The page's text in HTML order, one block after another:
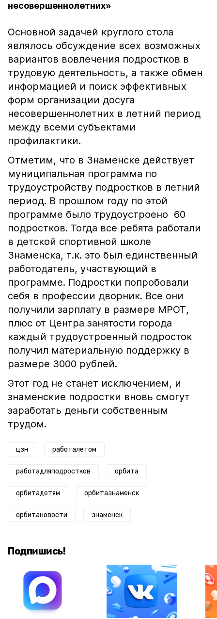
несовершеннолетних»
Основной задачей круглого стола
являлось обсуждение всех возможных
вариантов вовлечения подростков в
трудовую деятельность, а также обмен
информацией и поиск эффективных
форм организации досуга
несовершеннолетних в летний период
между всеми субъектами
профилактики.
Отметим, что в Знаменске действует
муниципальная программа по
трудоустройству подростков в летний
период. В прошлом году по этой
программе было трудоустроено 60
подростков. Тогда все ребята работали
в детской спортивной школе
Знаменска, т.к. это был единственный
работодатель, участвующий в
программе. Подростки попробовали
себя в профессии дворник. Все они
получили зарплату в размере МРОТ,
плюс от Центра занятости города
каждый трудоустроенный подросток
получил материальную поддержку в
размере 3000 рублей.
Этот год не станет исключением, и
знаменские подростки вновь смогут
заработать деньги собственным
трудом.
цзн работалетом
работадляподростков орбита
орбитадетям орбитазнаменск
орбитановости знаменск
Подпишись!